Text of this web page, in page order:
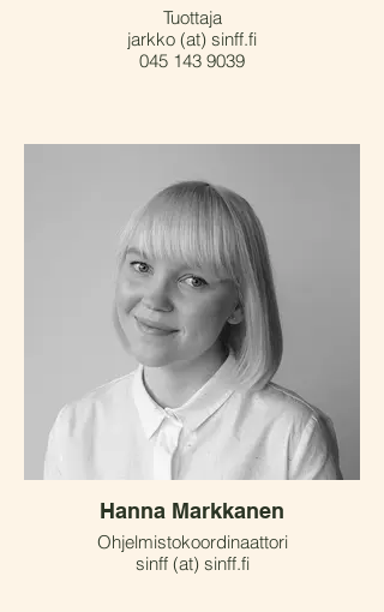
Tuottaja
jarkko (at) sinff.fi
045 143 9039
Hanna Markkanen
Ohjelmistokoordinaattori
sinff (at) sinff.fi